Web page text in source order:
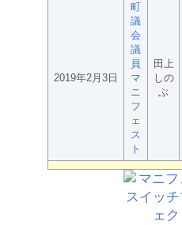
2019年2月3日
町
議
会
議
員
マ
ニ
フ
ェ
ス
ト
田上
しの
ぶ